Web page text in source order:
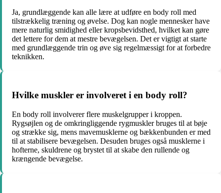
Ja, grundlæggende kan alle lære at udføre en body roll med
tilstrækkelig træning og øvelse. Dog kan nogle mennesker have
mere naturlig smidighed eller kropsbevidsthed, hvilket kan gøre
det lettere for dem at mestre bevægelsen. Det er vigtigt at starte
med grundlæggende trin og øve sig regelmæssigt for at forbedre
teknikken.
Hvilke muskler er involveret i en body roll?
En body roll involverer flere muskelgrupper i kroppen.
Rygsøjlen og de omkringliggende rygmuskler bruges til at bøje
og strække sig, mens mavemusklerne og bækkenbunden er med
til at stabilisere bevægelsen. Desuden bruges også musklerne i
hofterne, skuldrene og brystet til at skabe den rullende og
krængende bevægelse.